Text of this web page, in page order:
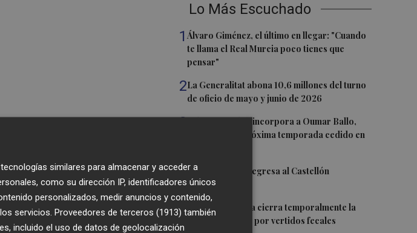
Lo Más Escuchado
1Álvaro Giménez, el último en llegar: "Cuando
te llama el Real Murcia poco tienes que
pensar"
2La Generalitat abona 10,6 millones del turno
de oficio de mayo y junio de 2026
3Valencia Basket incorpora a Oumar Ballo,
que jugará la próxima temporada cedido en
4David Cubillas regresa al Castellón
5 Teulada Moraira cierra temporalmente la
playa del Portet por vertidos fecales
similares para almacenar y acceder a
como su dirección IP, identificadores únicos
personalizados, medir anuncios y contenido,
servicios. Proveedores de terceros (1913) también
incluido el uso de datos de geolocalización